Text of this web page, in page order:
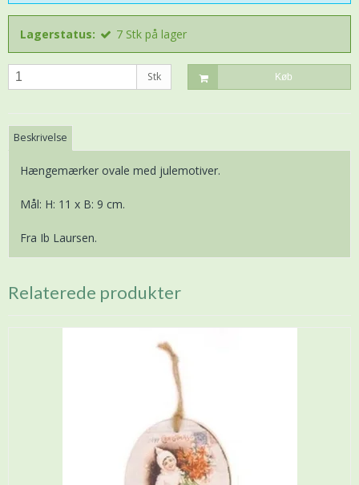
Lagerstatus: 7 Stk på lager
Stk Køb
Beskrivelse
Hængemærker ovale med julemotiver.
Mål: H: 11 x B: 9 cm.
Fra Ib Laursen.
Relaterede produkter